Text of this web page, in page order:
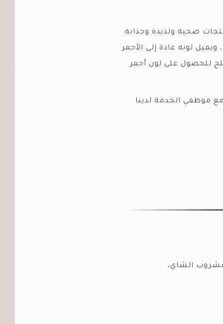
صحية ولذيذة وجذابة
لونه عادة إلى الأحمر
للحصول على لون أحمر
موظفي الخدمة لدينا
مشروب الشاي،